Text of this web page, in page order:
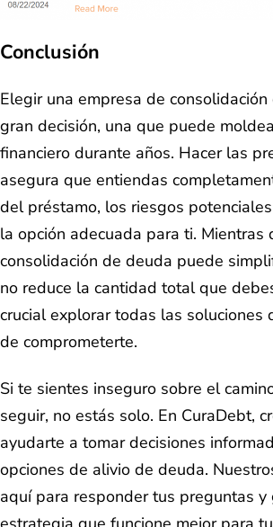
Conclusión
Elegir una empresa de
gran decisión, una que puede
financiero durante años. Hacer las
asegura que entiendas
del préstamo, los riesgos
la opción adecuada para ti. Mientras
consolidación de deuda puede
no reduce la cantidad total que
crucial explorar todas las soluciones
de comprometerte.
Si te sientes inseguro sobre el
seguir, no estás solo. En CuraDebt,
ayudarte a tomar decisiones
opciones de alivio de deuda.
aquí para responder tus preguntas y